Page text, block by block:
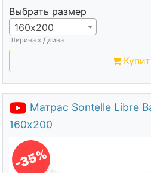
Выбрать размер
160х200
Ширина х Длина
Матрас Sontelle Libre
160х200
-35%